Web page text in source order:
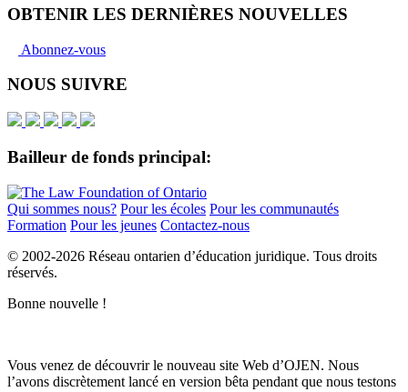
OBTENIR LES DERNIÈRES NOUVELLES
Abonnez-vous
NOUS SUIVRE
Bailleur de fonds principal:
Qui sommes nous? Pour les écoles Pour les communautés
Formation Pour les jeunes Contactez-nous
© 2002-2026 Réseau ontarien d’éducation juridique. Tous droits
réservés.
Bonne nouvelle !
Vous venez de découvrir le nouveau site Web d’OJEN. Nous
l’avons discrètement lancé en version bêta pendant que nous testons